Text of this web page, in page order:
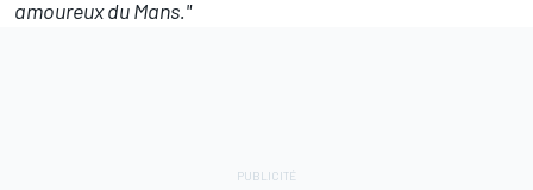
amoureux du Mans."